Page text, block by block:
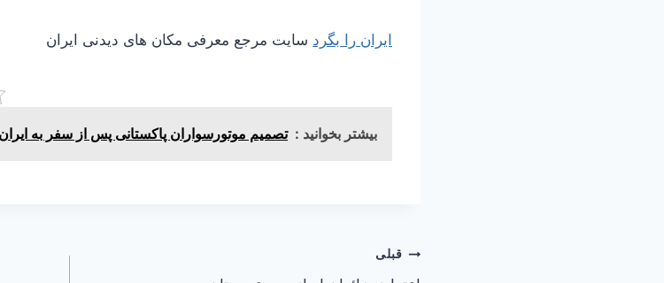
ایران را بگرد سایت مرجع معرفی مکان های دیدنی ایران
بیشتر بخوانید : تصمیم موتورسواران پاکستانی پس از سفر به ایران
راهبری
قبلی